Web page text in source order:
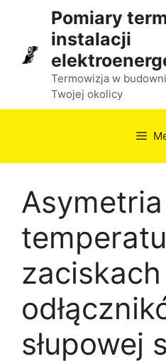
treści
Pomiary
instalacji
Termowizja w
Twojej okolicy
Asymetria
zaciskach
słupowej